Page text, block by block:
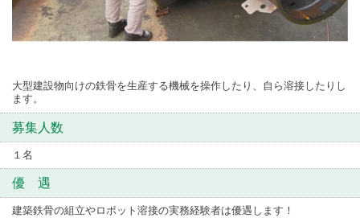
大型建設物向けの鉄骨を生産する機械を操作したり、自ら溶接したりし
ます。
募集人数
１名
優 遇
建築鉄骨の組立やロボット溶接の実務経験者は優遇します！